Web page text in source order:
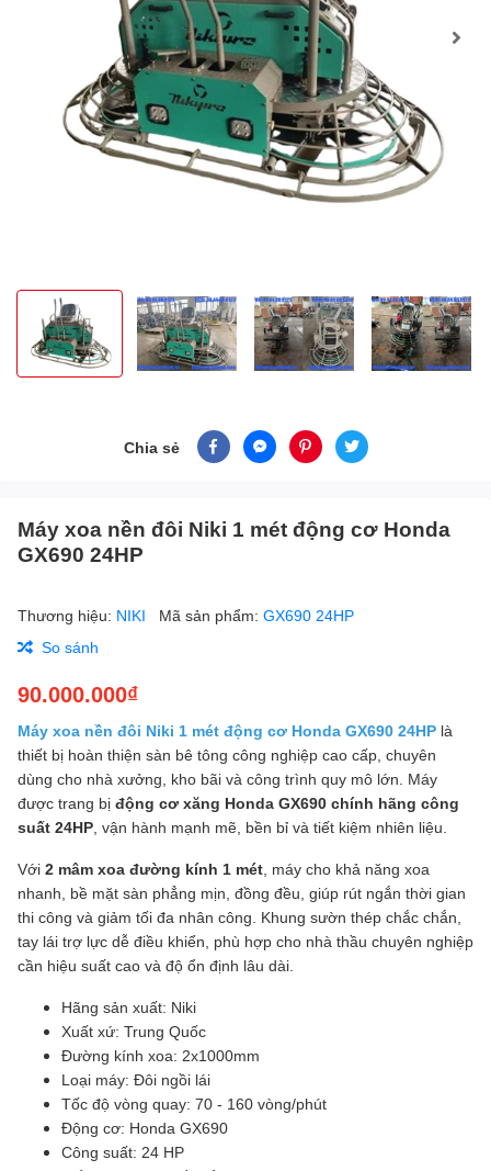
Chia sẻ
Máy xoa nền đôi Niki 1 mét động cơ Honda
GX690 24HP
Thương hiệu: NIKI Mã sản phẩm: GX690 24HP
So sánh
90.000.000₫
Máy xoa nền đôi Niki 1 mét động cơ Honda GX690 24HP là
thiết bị hoàn thiện sàn bê tông công nghiệp cao cấp, chuyên
dùng cho nhà xưởng, kho bãi và công trình quy mô lớn. Máy
được trang bị động cơ xăng Honda GX690 chính hãng công
suất 24HP , vận hành mạnh mẽ, bền bỉ và tiết kiệm nhiên liệu.
Với 2 mâm xoa đường kính 1 mét , máy cho khả năng xoa
nhanh, bề mặt sàn phẳng mịn, đồng đều, giúp rút ngắn thời gian
thi công và giảm tối đa nhân công. Khung sườn thép chắc chắn,
tay lái trợ lực dễ điều khiển, phù hợp cho nhà thầu chuyên nghiệp
cần hiệu suất cao và độ ổn định lâu dài.
Hãng sản xuất: Niki
Xuất xứ: Trung Quốc
Đường kính xoa: 2x1000mm
Loại máy: Đôi ngồi lái
Tốc độ vòng quay: 70 - 160 vòng/phút
Động cơ: Honda GX690
Công suất: 24 HP